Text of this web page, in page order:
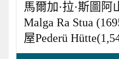
馬爾加·拉·斯圖阿
Malga Ra Stua
屋Pederü